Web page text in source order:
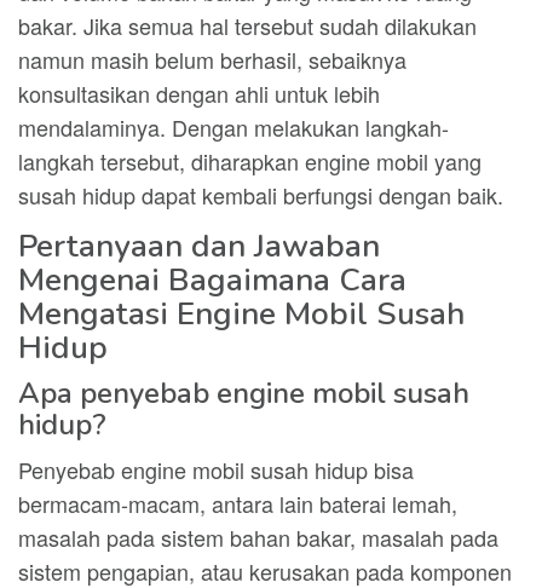
bakar. Jika semua hal tersebut sudah dilakukan
namun masih belum berhasil, sebaiknya
konsultasikan dengan ahli untuk lebih
mendalaminya. Dengan melakukan langkah-
langkah tersebut, diharapkan engine mobil yang
susah hidup dapat kembali berfungsi dengan baik.
Pertanyaan dan Jawaban
Mengenai Bagaimana Cara
Mengatasi Engine Mobil Susah
Hidup
Apa penyebab engine mobil susah
hidup?
Penyebab engine mobil susah hidup bisa
bermacam-macam, antara lain baterai lemah,
masalah pada sistem bahan bakar, masalah pada
sistem pengapian, atau kerusakan pada komponen